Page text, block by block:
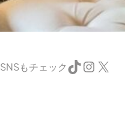
SNSもチェックTikTok Instagram X